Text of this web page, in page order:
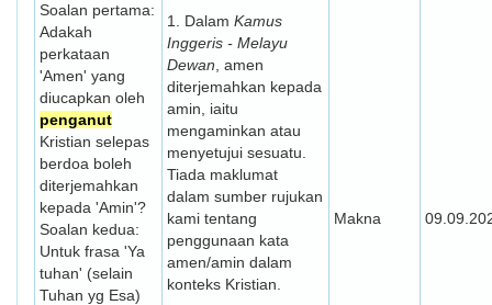
Soalan pertama:
Adakah
perkataan
'Amen' yang
diucapkan oleh
penganut
Kristian selepas
berdoa boleh
diterjemahkan
kepada 'Amin'?
Soalan kedua:
Untuk frasa 'Ya
tuhan' (selain
Tuhan yg Esa)
1. Dalam Kamus
Inggeris - Melayu
Dewan , amen
diterjemahkan kepada
amin, iaitu
mengaminkan atau
menyetujui sesuatu.
Tiada maklumat
dalam sumber rujukan
kami tentang
penggunaan kata
amen/amin dalam
konteks Kristian.
Makna